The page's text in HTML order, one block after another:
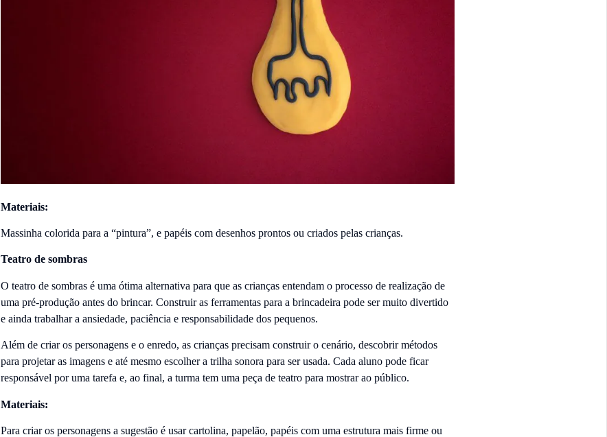
Materiais:
Massinha colorida para a “pintura”, e papéis com desenhos prontos ou criados pelas crianças.
Teatro de sombras
O teatro de sombras é uma ótima alternativa para que as crianças entendam o processo de realização de
uma pré-produção antes do brincar. Construir as ferramentas para a brincadeira pode ser muito divertido
e ainda trabalhar a ansiedade, paciência e responsabilidade dos pequenos.
Além de criar os personagens e o enredo, as crianças precisam construir o cenário, descobrir métodos
para projetar as imagens e até mesmo escolher a trilha sonora para ser usada. Cada aluno pode ficar
responsável por uma tarefa e, ao final, a turma tem uma peça de teatro para mostrar ao público.
Materiais:
Para criar os personagens a sugestão é usar cartolina, papelão, papéis com uma estrutura mais firme ou